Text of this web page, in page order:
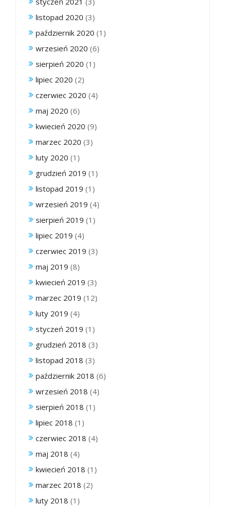
listopad 2020 (3)
październik 2020 (1)
wrzesień 2020 (6)
sierpień 2020 (1)
lipiec 2020 (2)
czerwiec 2020 (4)
maj 2020 (6)
kwiecień 2020 (9)
marzec 2020 (3)
luty 2020 (1)
grudzień 2019 (1)
listopad 2019 (1)
wrzesień 2019 (4)
sierpień 2019 (1)
lipiec 2019 (4)
czerwiec 2019 (3)
maj 2019 (8)
kwiecień 2019 (3)
marzec 2019 (12)
luty 2019 (4)
styczeń 2019 (1)
grudzień 2018 (3)
listopad 2018 (3)
październik 2018 (6)
wrzesień 2018 (4)
sierpień 2018 (1)
lipiec 2018 (1)
czerwiec 2018 (4)
maj 2018 (4)
kwiecień 2018 (1)
marzec 2018 (2)
luty 2018 (1)